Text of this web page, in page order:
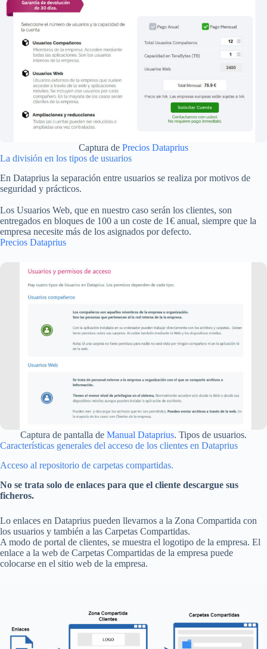
Captura de Precios Dataprius
La división en los tipos de usuarios
En Dataprius la separación entre usuarios se realiza por motivos de
seguridad y prácticos.
Los Usuarios Web, que en nuestro caso serán los clientes, son
entregados en bloques de 100 a un coste de 1€ anual, siempre que la
empresa necesite más de los asignados por defecto.
Precios Dataprius
Captura de pantalla de Manual Dataprius. Tipos de usuarios.
Características generales del acceso de los clientes en Dataprius
Acceso al repositorio de carpetas compartidas.
No se trata solo de enlaces para que el cliente descargue sus
ficheros.
Lo enlaces en Dataprius pueden llevarnos a la Zona Compartida con
los usuarios y también a las Carpetas Compartidas.
A modo de portal de clientes, se muestra el logotipo de la empresa. El
enlace a la web de Carpetas Compartidas de la empresa puede
colocarse en el sitio web de la empresa.